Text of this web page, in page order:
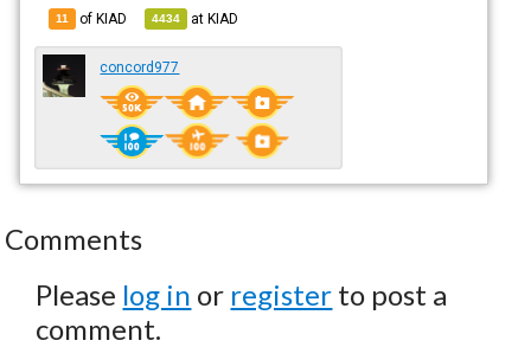
11 of KIAD 4434 atKIAD
concord977
Comments
Please log in or register to post a
comment.